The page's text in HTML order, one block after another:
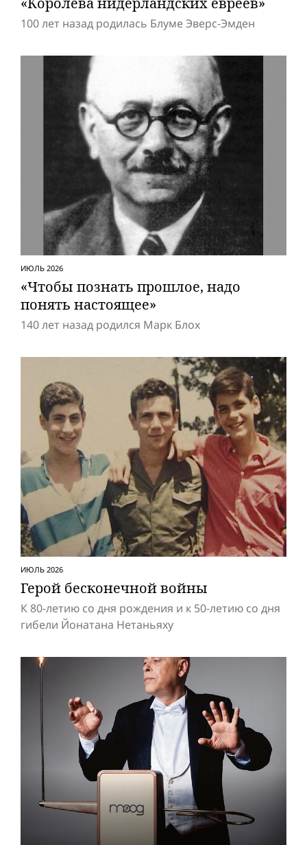
100 лет назад родилась Блуме Эверс-Эмден
ИЮЛЬ 2026
«Чтобы познать прошлое, надо
понять настоящее»
140 лет назад родился Марк Блох
ИЮЛЬ 2026
Герой бесконечной вой­ны
К 80-летию со дня рождения и к 50-летию со дня
гибели Йонатана Нетаньяху